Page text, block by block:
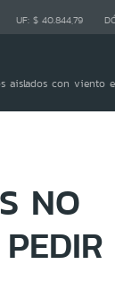
UF: $ 40.844,79
aislados con viento
NO